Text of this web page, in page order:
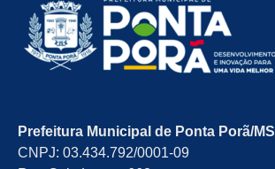
Prefeitura Municipal de Ponta Porã/MS
CNPJ: 03.434.792/0001-09